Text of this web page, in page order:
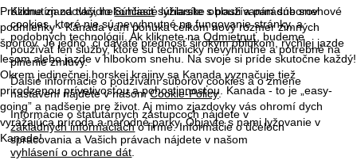
Kliknutím na tlačidloSúhlasiťsúhlasíte s používaním súborov
cookies, ktoré nie sú nevyhnutné na fungovanie stránky, a
podobných technológií. Ak kliknete naOdmietnuť, budeme
používať len služby, ktoré sú technicky nevyhnutné a potrebné na
plnenie zmluvy.
Ďalšie informácie o používaní súborov cookies a o zmene
nastavení nájdete v našomCookie-Policy.
Informácie o štatutárnych zástupcoch nájdete v
základných informáciácho firme. Informácie o účeloch
spracovania a Vašich právach nájdete v našom
vyhlásení o ochrane dát
v
n
á
s
Prázdne zjazdovky, nekončiace lyžiarske oblasti a parádne snehové
podmienky - Kanada vám ponúka celkom nový rozmer zimných
športov. Je jedno, či dávate prednosť širokým oblúkom, rýchlej jazde
lesom alebo jazde v hlbokom snehu. Na svoje si príde skutočne každý!
Okrem jedinečnej horskej krajiny sa Kanada vyznačuje tiež
prirodzenou prívetivosťou a pohostinnosťou. Kanada - to je „easy-
going” a nadšenie pre život. Aj mimo zjazdovky vás ohromí dych
vyrážajúca príroda a národné parky. Objavte s nami lyžovanie v
Kanade!